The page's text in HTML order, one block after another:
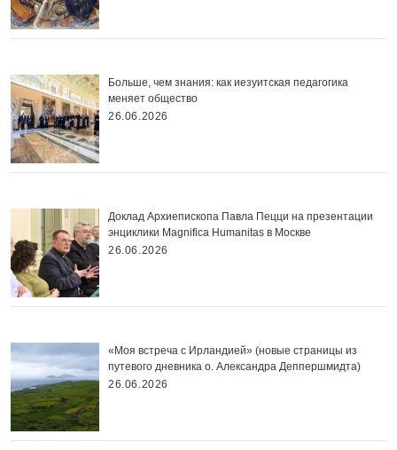
Больше, чем знания: как иезуитская педагогика
меняет общество
26.06.2026
Доклад Архиепископа Павла Пецци на презентации
энциклики Magnifica Нumanitas в Москве
26.06.2026
«Моя встреча с Ирландией» (новые страницы из
путевого дневника о. Александра Деппершмидта)
26.06.2026